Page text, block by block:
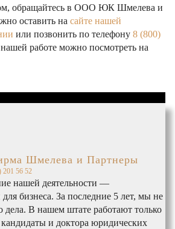
обращайтесь в ООО ЮК Шмелева и
оставить на сайте нашей
или позвонить по телефону 8 (800)
работе можно посмотреть на
Шмелева и Партнеры
201 56 52
нашей деятельности —
бизнеса. За последние 5 лет, мы не
дела. В нашем штате работают только
и доктора юридических